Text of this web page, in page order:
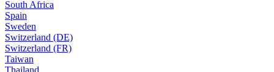
South Africa
Spain
Sweden
Switzerland (DE)
Switzerland (FR)
Taiwan
Thailand